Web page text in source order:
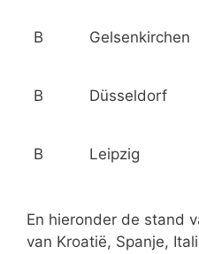
B Gelsenkirchen
B Düsseldorf
B Leipzig
En hieronder de stand
van Kroatië, Spanje,